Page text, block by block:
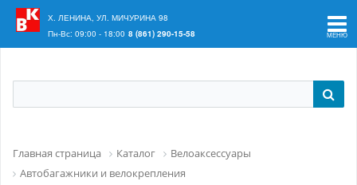
Ваш регион:
Х. ЛЕНИНА, УЛ. МИЧУРИНА 98
Пн-Вс: 09:00 - 18:00 8 (861) 290-15-58
Главная страница Каталог
Велоаксессуары
Автобагажники и велокрепления